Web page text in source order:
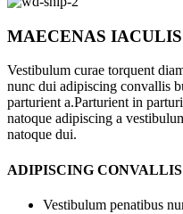
MAECENAS IACULIS
Vestibulum curae torquent
nunc dui adipiscing convallis
parturient a.Parturient in
natoque adipiscing a
natoque dui.
ADIPISCING
Vestibulum penatibus